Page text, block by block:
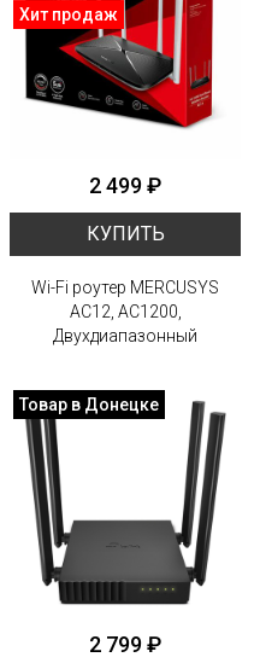
Хит продаж
2 499 ₽
КУПИТЬ
Wi-Fi роутер MERCUSYS
AC12, AC1200,
Двухдиапазонный
Товар в Донецке
2 799 ₽